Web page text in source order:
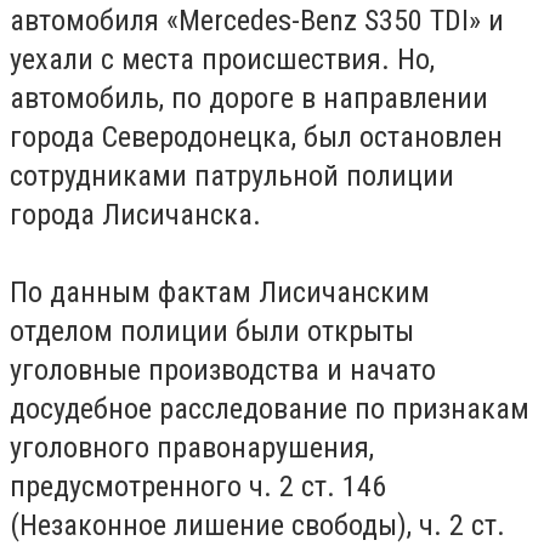
автомобиля «Mercedes-Benz S350 TDI» и
уехали с места происшествия. Но,
автомобиль, по дороге в направлении
города Северодонецка, был остановлен
сотрудниками патрульной полиции
города Лисичанска.
По данным фактам Лисичанским
отделом полиции были открыты
уголовные производства и начато
досудебное расследование по признакам
уголовного правонарушения,
предусмотренного ч. 2 ст. 146
(Незаконное лишение свободы), ч. 2 ст.